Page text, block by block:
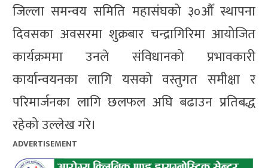
जिल्ला समन्वय समिति महासंघको ३०औँ स्थापना
दिवसका अवसरमा शुक्रबार चन्द्रागिरिमा आयोजित
कार्यक्रममा उनले संविधानको प्रभावकारी
कार्यान्वयनका लागि यसको वस्तुगत समीक्षा र
परिमार्जनका लागि छलफल अघि बढाउन प्रतिबद्ध
रहेको उल्लेख गरे।
ADVERTISEMENT